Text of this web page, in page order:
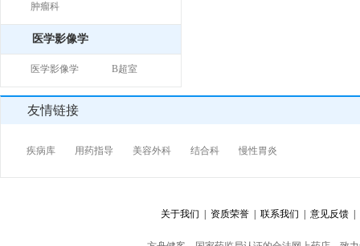
肿瘤科
医学影像学
医学影像学 B超室
友情链接
疾病库 用药指导 美容外科 结合科 慢性胃炎
关于我们 | 资质荣誉 | 联系我们 | 意见反馈 |